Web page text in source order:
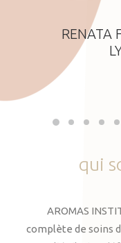
RENATA
qui
AROMAS
complète de soins